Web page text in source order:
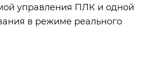
управления ПЛК и одной
в режиме реального